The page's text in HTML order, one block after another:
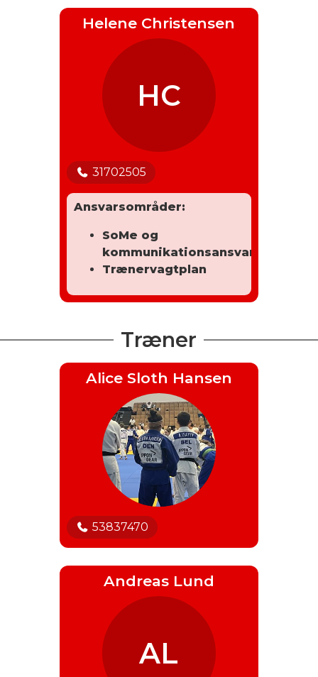
Helene Christensen
HC
31702505
Ansvarsområder:
SoMe og
kommunikationsansvarlig
Trænervagtplan
Træner
Alice Sloth Hansen
53837470
Andreas Lund
AL